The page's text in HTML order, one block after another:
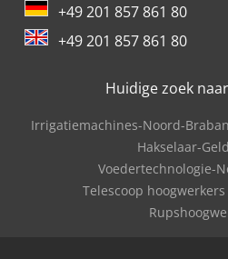
+49 201 857 861 80
+49 201 857 861 80
Huidige zoek
Irrigatiemachines-Noord-
Hakselaar-
Voedertechnologie-
Telescoop hoogwerkers